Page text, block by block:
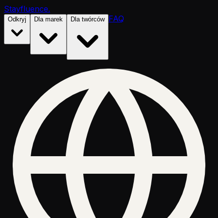
Stayfluence.
Odkryj Dla marek Dla twórców FAQ